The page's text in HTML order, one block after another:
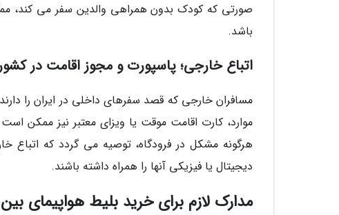
صورتی که کودک بدون همراهی والدین سفر می کند،
باشد.
اتباع خارجی؛ پاسپورت و مجوز اقامت در
مسافران خارجی که قصد سفرهای داخلی در ایران را
موارد، کارت اقامت موقت یا ویزای معتبر نیز ممکن
هرگونه مشکل در فرودگاه، توصیه می گردد که اتباع
دیجیتال یا فیزیکی آنها را همراه داشته باشند.
مدارک لازم برای خرید بلیط هواپیمای بین